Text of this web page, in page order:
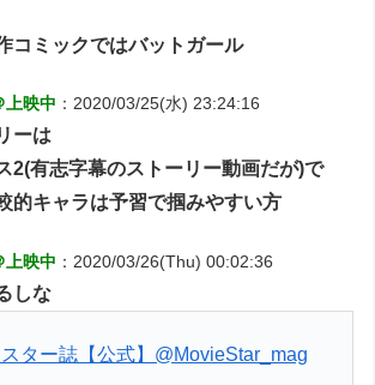
コミックではバットガール
上映中 ：2020/03/25(水) 23:24:16
ーは
2(有志字幕のストーリー動画だが)で
的キャラは予習で掴みやすい方
上映中 ：2020/03/26(Thu) 00:02:36
しな
ター誌【公式】 @MovieStar_mag